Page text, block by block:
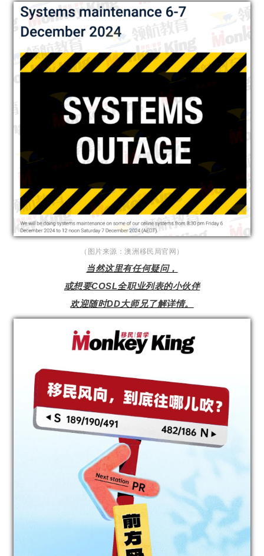
（图片来源：澳洲移民局官网）
当然这里有任何疑问，
或想要COSL全职业列表的小伙伴
欢迎随时DD大师兄了解详情。